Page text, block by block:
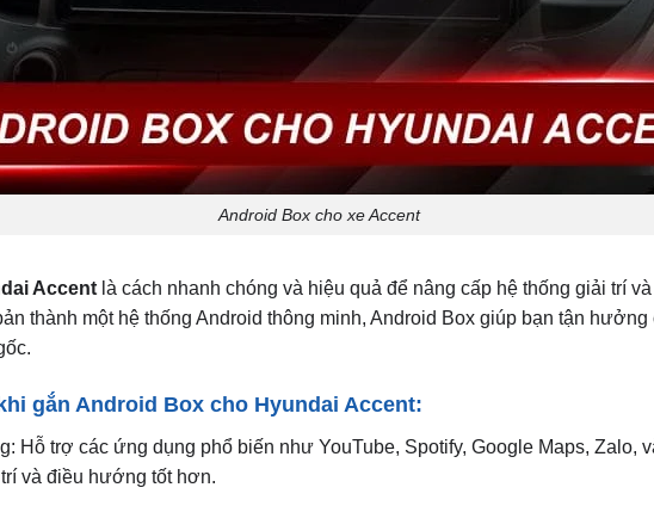
Android Box cho xe Accent
Accent là cách nhanh chóng và hiệu quả để nâng cấp hệ thống giải trí
thành một hệ thống Android thông minh, Android Box giúp bạn tận hưởng
gắn Android Box cho Hyundai Accent:
Hỗ trợ các ứng dụng phổ biến như YouTube, Spotify, Google Maps, Zalo,
và điều hướng tốt hơn.